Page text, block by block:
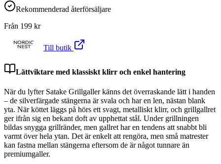
Rekommenderad återförsäljare
Från 199 kr
Till butik
Lättviktare med klassiskt klirr och enkel hantering
När du lyfter Satake Grillgaller känns det överraskande lätt i handen
– de silverfärgade stängerna är svala och har en len, nästan blank
yta. När köttet läggs på hörs ett svagt, metalliskt klirr, och grillgallret
ger ifrån sig en bekant doft av upphettat stål. Under grillningen
bildas snygga grillränder, men gallret har en tendens att snabbt bli
varmt över hela ytan. Det är enkelt att rengöra, men små matrester
kan fastna mellan stängerna eftersom de är något tunnare än
premiumgaller.